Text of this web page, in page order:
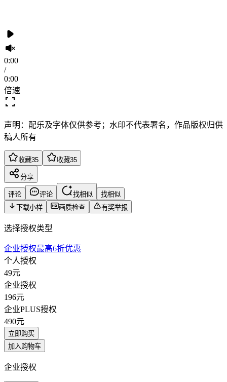
0:00
/
0:00
倍速
声明：配乐及字体仅供参考；水印不代表署名，作品版权归供
稿人所有
收藏35 收藏35
分享
评论 评论 找相似
找相似
下载小样
画质检查 有奖举报
选择授权类型
企业授权最高6折优惠
个人授权
49元
企业授权
196元
企业PLUS授权
490元
立即购买
加入购物车
企业授权